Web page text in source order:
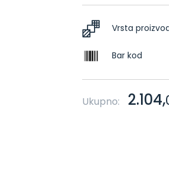
Vrsta
Bar kod
Ukupno: 2.104,